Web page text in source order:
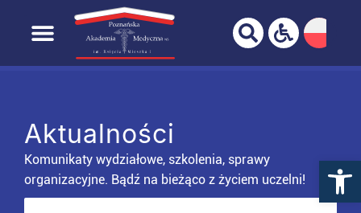
Przejdź
treści
TWOJA PRZEGLĄDARKA NIE JEST W PEŁNI
WSPIERANA!
Strona główna Uczelnia Aktualności
Aktualności
Komunikaty wydziałowe, szkolenia, sprawy
organizacyjne. Bądź na bieżąco z życiem uczelni!
Pomiń
przejdź